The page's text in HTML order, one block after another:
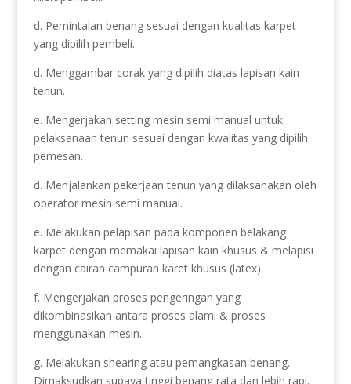
d. Pemintalan benang sesuai dengan kualitas karpet
yang dipilih pembeli.
d. Menggambar corak yang dipilih diatas lapisan kain
tenun.
e. Mengerjakan setting mesin semi manual untuk
pelaksanaan tenun sesuai dengan kwalitas yang dipilih
pemesan.
d. Menjalankan pekerjaan tenun yang dilaksanakan oleh
operator mesin semi manual.
e. Melakukan pelapisan pada komponen belakang
karpet dengan memakai lapisan kain khusus & melapisi
dengan cairan campuran karet khusus (latex).
f. Mengerjakan proses pengeringan yang
dikombinasikan antara proses alami & proses
menggunakan mesin.
g. Melakukan shearing atau pemangkasan benang.
Dimaksudkan supaya tinggi benang rata dan lebih rapi.